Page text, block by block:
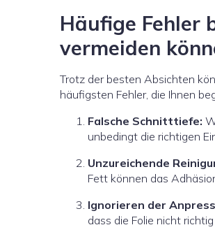
Häufige Fehler
vermeiden
Trotz der besten Absichten
häufigsten Fehler, die Ihnen
Falsche Schnitttiefe:
unbedingt die richtigen
Unzureichende
Fett können das
Ignorieren der
dass die Folie nicht